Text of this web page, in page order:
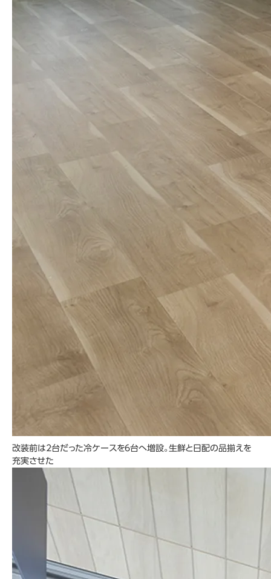
改装前は2台だった冷ケースを6台へ増設。生鮮と日配の品揃えを
充実させた